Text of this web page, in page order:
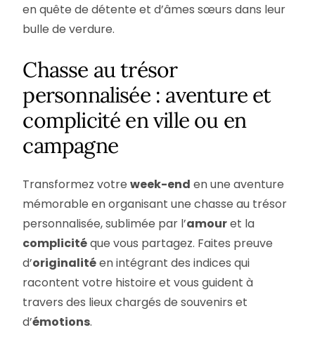
en quête de détente et d’âmes sœurs dans leur
bulle de verdure.
Chasse au trésor
personnalisée : aventure et
complicité en ville ou en
campagne
Transformez votreweek-end en une aventure
mémorable en organisant une chasse au trésor
personnalisée, sublimée par l’amouret la
complicitéque vous partagez. Faites preuve
d’originalitéen intégrant des indices qui
racontent votre histoire et vous guident à
travers des lieux chargés de souvenirs et
d’émotions.